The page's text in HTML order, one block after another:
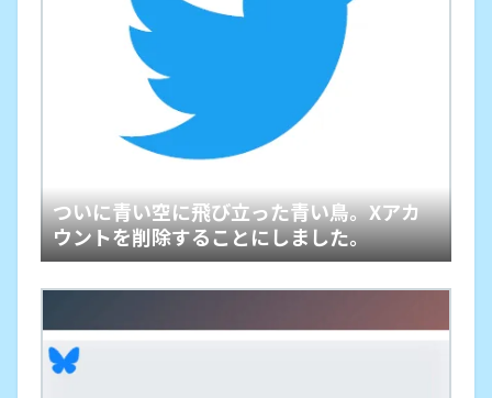
ついに青い空に飛び立った青い鳥。Xアカ
ウントを削除することにしました。